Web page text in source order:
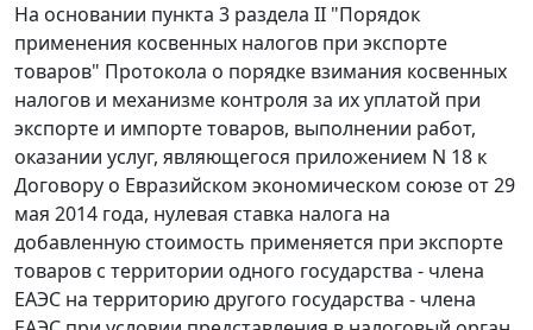
На основании пункта 3 раздела II "Порядок
применения косвенных налогов при экспорте
товаров" Протокола о порядке взимания косвенных
налогов и механизме контроля за их уплатой при
экспорте и импорте товаров, выполнении работ,
оказании услуг, являющегося приложением N 18 к
Договору о Евразийском экономическом союзе от 29
мая 2014 года, нулевая ставка налога на
добавленную стоимость применяется при экспорте
товаров с территории одного государства - члена
ЕАЭС на территорию другого государства - члена